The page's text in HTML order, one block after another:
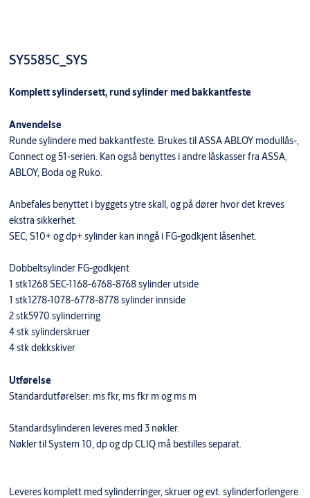
SY5585C_SYS
Komplett sylindersett, rund sylinder med bakkantfeste
Anvendelse
Runde sylindere med bakkantfeste. Brukes til ASSA ABLOY modullås-,
Connect og 51-serien. Kan også benyttes i andre låskasser fra ASSA,
ABLOY, Boda og Ruko.
Anbefales benyttet i byggets ytre skall, og på dører hvor det kreves
ekstra sikkerhet.
SEC, S10+ og dp+ sylinder kan inngå i FG-godkjent låsenhet.
Dobbeltsylinder FG-godkjent
1 stk1268 SEC-1168-6768-8768 sylinder utside
1 stk1278-1078-6778-8778 sylinder innside
2 stk5970 sylinderring
4 stk sylinderskruer
4 stk dekkskiver
Utførelse
Standardutførelser: ms fkr, ms fkr m og ms m
Standardsylinderen leveres med 3 nøkler.
Nøkler til System 10, dp og dp CLIQ må bestilles separat.
Leveres komplett med sylinderringer, skruer og evt. sylinderforlengere